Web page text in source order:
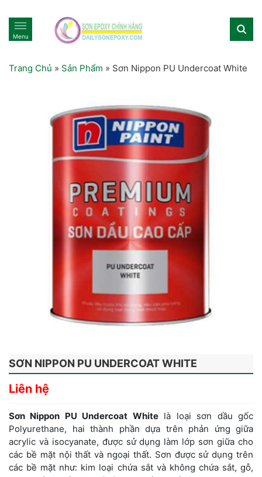
Menu
Trang Chủ » Sản Phẩm » Sơn Nippon PU Undercoat White
SƠN NIPPON PU UNDERCOAT WHITE
Liên hệ
Sơn Nippon PU Undercoat Whitelà loại sơn dầu gốc
Polyurethane, hai thành phần dựa trên phản ứng giữa
acrylic và isocyanate, được sử dụng làm lớp sơn giữa cho
các bề mặt nội thất và ngoại thất. Sơn được sử dụng trên
các bề mặt như: kim loại chứa sắt và không chứa sắt, gỗ,